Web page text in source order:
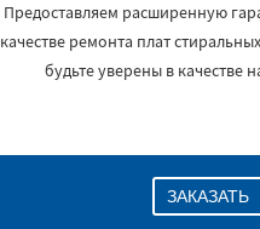
Предоставляем расширенную
качестве ремонта плат
будьте уверены в качестве
ЗАКАЗАТЬ